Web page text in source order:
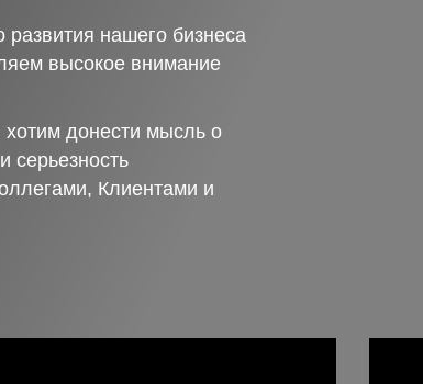
нашего бизнеса
высокое внимание
донести мысль о
серьезность
Клиентами и